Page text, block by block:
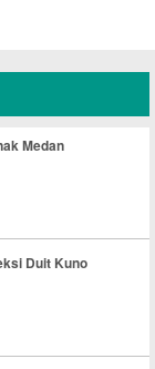
Medan
Duit Kuno